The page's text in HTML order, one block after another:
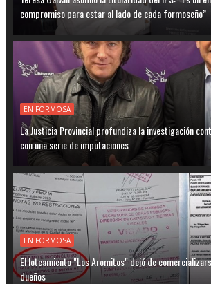
compromiso para estar al lado de cada formoseño”
EN FORMOSA
La Justicia Provincial profundiza la investigación
con una serie de imputaciones
EN FORMOSA
El loteamiento "Los Aromitos" dejó de
dueños